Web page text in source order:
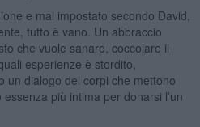
e mal impostato secondo David,
tutto è vano. Un abbraccio
che vuole sanare, coccolare il
esperienze è stordito,
un dialogo dei corpi che mettono
più intima per donarsi l’un